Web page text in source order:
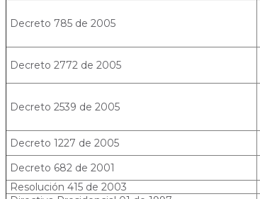
Decreto 785 de 2005
Decreto 2772 de 2005
Decreto 2539 de 2005
Decreto 1227 de 2005
Decreto 682 de 2001
Resolución 415 de 2003